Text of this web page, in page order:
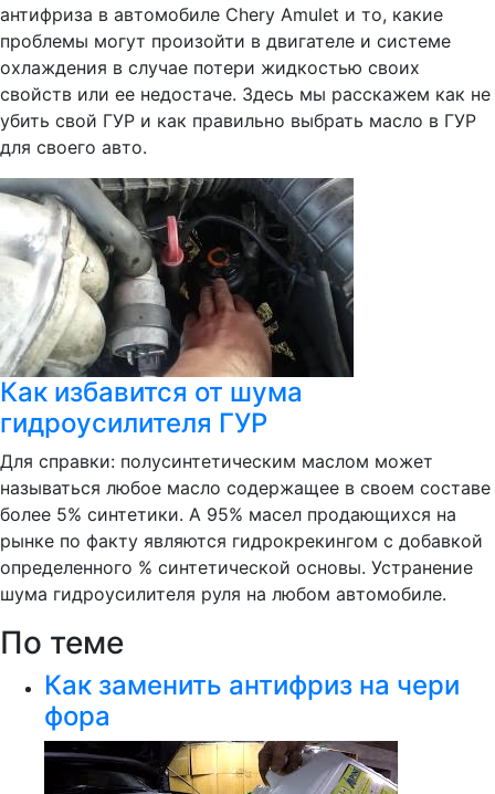
антифриза в автомобиле Chery Amulet и то, какие
проблемы могут произойти в двигателе и системе
охлаждения в случае потери жидкостью своих
свойств или ее недостаче. Здесь мы расскажем как не
убить свой ГУР и как правильно выбрать масло в ГУР
для своего авто.
Как избавится от шума
гидроусилителя ГУР
Для справки: полусинтетическим маслом может
называться любое масло содержащее в своем составе
более 5% синтетики. А 95% масел продающихся на
рынке по факту являются гидрокрекингом с добавкой
определенного % синтетической основы. Устранение
шума гидроусилителя руля на любом автомобиле.
По теме
Как заменить антифриз на чери
фора